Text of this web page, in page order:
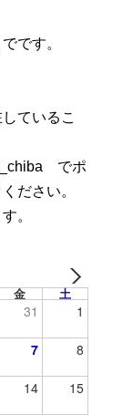
です。
ているこ
でポ
ださい。
。
金 土
31 1
7 8
14 15